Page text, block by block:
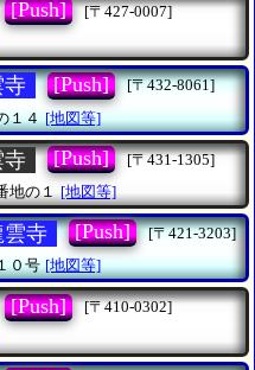
[Push]
[〒427-0007]
寺 [Push]
[〒432-8061]
１４ [地図等]
寺 [Push]
[〒431-1305]
地の１ [地図等]
雲寺 [Push]
[〒421-3203]
０号 [地図等]
[Push]
[〒410-0302]